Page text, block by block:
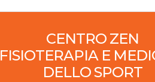
CENTRO ZEN
FISIOTERAPIA E
DELLO SPORT